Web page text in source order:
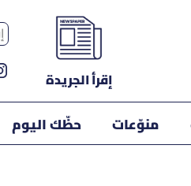
إقرأ الجريدة
منوّعات حظّك اليوم